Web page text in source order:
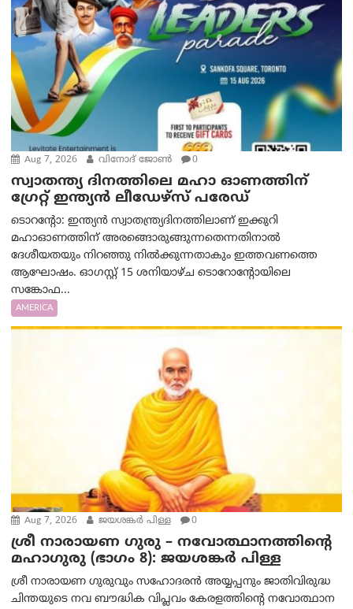
Aug 7, 2026 വിനോദ് ജോൺ 0
സ്വാതന്ത്യ ദിനത്തിലെ മഹാ ഓണത്തിന്
ഗ്രേറ്റ് ഇന്ത്യൻ ലീഡേഴ്സ് പരേഡ്
ടൊറന്റോ: ഇന്ത്യൻ സ്വാതന്ത്ര്യദിനത്തിലാണ് ഇക്കുറി
മഹാഓണത്തിന് അരങ്ങൊരുങ്ങുന്നതെന്നതിനാൽ
ദേശീയതയും നിറഞ്ഞു നിൽക്കുന്നതാകും ഇത്തവണത്തെ
ആഘോഷം. ഓഗസ്റ്റ് 15 ശനിയാഴ്ച ടൊറോന്റോയിലെ
സങ്കോഫ...
AMERICA
Aug 7, 2026 ജയശങ്കര്‍ പിള്ള 0
ശ്രീ നാരായണ ഗുരു – നവോത്ഥാനത്തിന്റെ
മഹാഗുരു (ഭാഗം 8): ജയശങ്കര്‍ പിള്ള
ശ്രീ നാരായണ ഗുരുവും സഹോദരൻ അയ്യപ്പനും ജാതിവിരുദ്ധ
ചിന്തയുടെ നവ ബൗദ്ധിക വിപ്ലവം കേരളത്തിന്റെ നവോത്ഥാന